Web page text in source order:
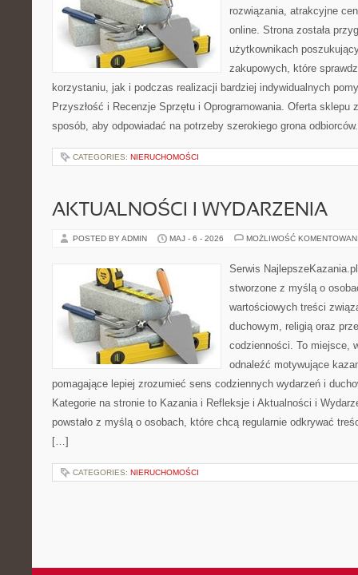
rozwiązania, atrakcyjne
online. Strona została
użytkownikach
zakupowych, które
korzystaniu, jak i podczas realizacji bardziej indywidualnych
Przyszłość i Recenzje Sprzętu i Oprogramowania. Oferta sklepu
sposób, aby odpowiadać na potrzeby szerokiego grona
CATEGORIES: NIERUCHOMOŚCI
AKTUALNOŚCI I WYDARZENIA
POSTED BY ADMIN MAJ - 6 - 2026 MOŻLIWOŚĆ
Serwis
stworzone z myślą o
wartościowych treści
duchowym, religią oraz
codzienności. To miejsce,
odnaleźć motywujące
pomagające lepiej zrozumieć sens codziennych wydarzeń i
Kategorie na stronie to Kazania i Refleksje i Aktualności i
powstało z myślą o osobach, które chcą regularnie odkrywać
[…]
CATEGORIES: NIERUCHOMOŚCI